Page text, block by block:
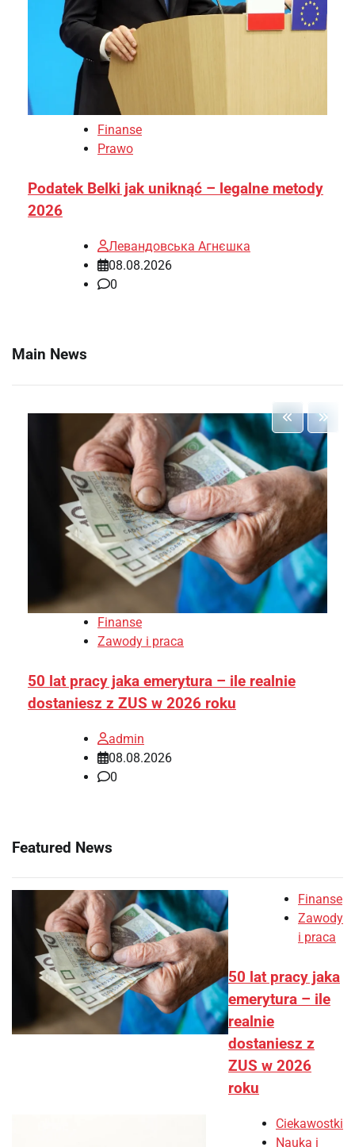
Finanse
Prawo
Podatek Belki jak uniknąć – legalne metody
2026
Левандовська Агнєшка
08.08.2026
0
Main News
Finanse
Zawody i praca
50 lat pracy jaka emerytura – ile realnie
dostaniesz z ZUS w 2026 roku
admin
08.08.2026
0
Featured News
Finanse
Zawody
i praca
50 lat pracy jaka
emerytura – ile
realnie
dostaniesz z
ZUS w 2026
roku
Ciekawostki
Nauka i